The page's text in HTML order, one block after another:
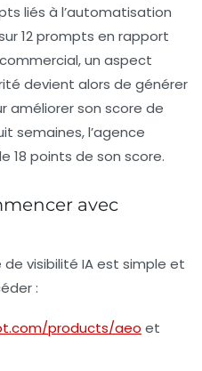
liés à l’automatisation
12 prompts en rapport
, un aspect
devient alors de générer
améliorer son score de
semaines, l’agence
18 points de son score.
avec
visibilité IA est simple et
:
products/aeo et